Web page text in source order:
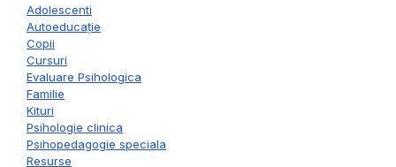
Adolescenti
Autoeducație
Copii
Cursuri
Evaluare Psihologica
Familie
Kituri
Psihologie clinica
Psihopedagogie speciala
Resurse